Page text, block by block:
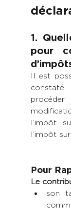
1.
pour
Il est
constaté
l’impôt
l’impôt
Pour
Le
son